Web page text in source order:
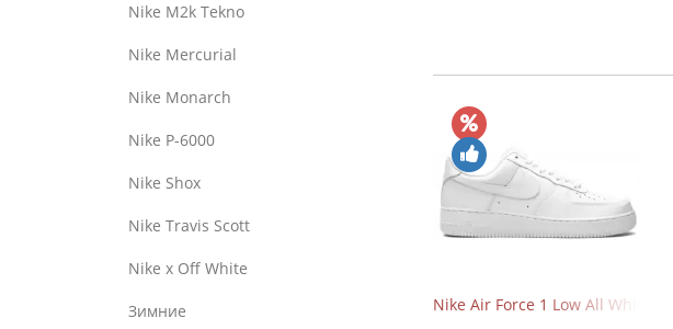
Nike M2k Tekno
Nike Mercurial
Nike Monarch
Nike P-6000
Nike Shox
Nike Travis Scott
Nike x Off White
Зимние Nike Air Force 1 Low All White